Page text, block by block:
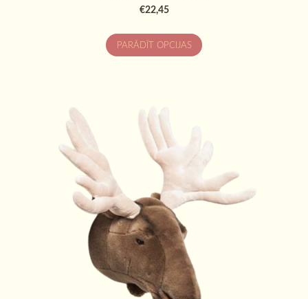
€22,45
PARĀDĪT OPCIJAS